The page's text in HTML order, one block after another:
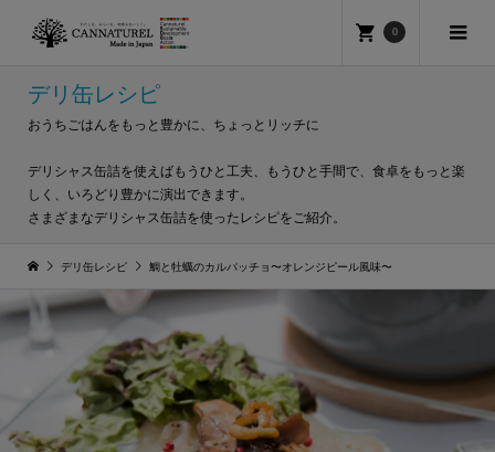
0
デリ缶レシピ
おうちごはんをもっと豊かに、ちょっとリッチに
デリシャス缶詰を使えばもうひと工夫、もうひと手間で、食卓をもっと楽
しく、いろどり豊かに演出できます。
さまざまなデリシャス缶詰を使ったレシピをご紹介。
デリ缶レシピ 鯛と牡蠣のカルパッチョ〜オレンジピール風味〜